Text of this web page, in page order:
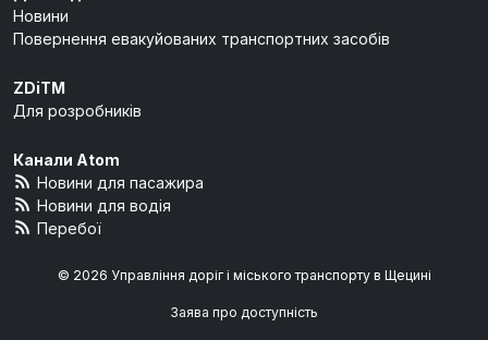
Новини
Повернення евакуйованих транспортних засобів
ZDiTM
Для розробників
Канали Atom
Новини для пасажира
Новини для водія
Перебої
© 2026 Управління доріг і міського транспорту в Щецині
Заява про доступність